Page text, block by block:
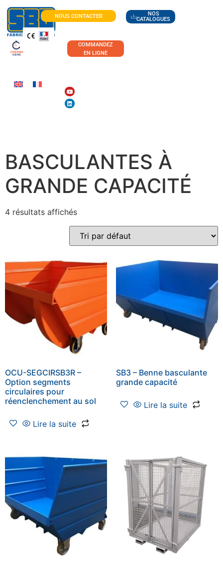
NOUS CONTACTER
NOS
CATALOGUES
COMMANDEZ
EN LIGNE
BASCULANTES À
GRANDE CAPACITÉ
4 résultats affichés
OCU-SEGCIRSB3R –
Option segments
circulaires pour
réenclenchement au sol
Lire la suite
SB3 – Benne basculante
grande capacité
Lire la suite